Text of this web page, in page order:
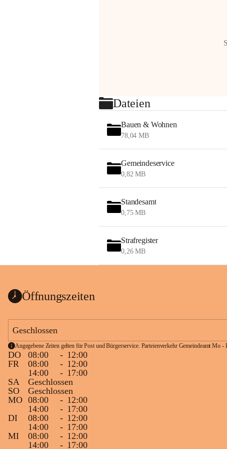
Dateien
Bauen & Wohnen
78,04 MB
Gemeindeservice
0,82 MB
Standesamt
0,75 MB
Strafregister
0,26 MB
Öffnungszeiten
Geschlossen
Angegebene Zeiten gelten für Post und Bürgerservice. Parteienverkehr Gemeindeamt Mo
DO 08:00 - 12:00
FR
08:00 - 12:00
14:00
- 17:00
SA
Geschlossen
SO
Geschlossen
MO 08:00 - 12:00
14:00
- 17:00
DI
08:00 - 12:00
14:00
- 17:00
MI
08:00 - 12:00
14:00
- 17:00